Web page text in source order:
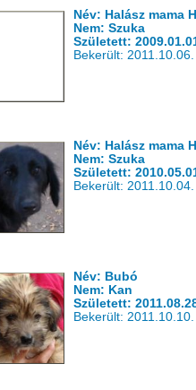
Név: Halász mama
Nem: Szuka
Született:
Bekerült: 2011.10.06.
Név: Halász mama
Nem: Szuka
Született:
Bekerült: 2011.10.04.
Név: Bubó
Nem: Kan
Született:
Bekerült: 2011.10.10.